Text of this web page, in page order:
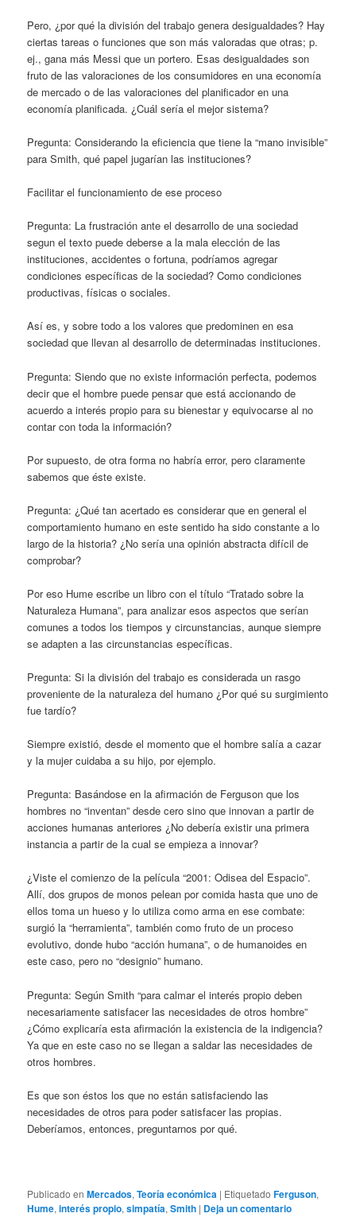
Pero, ¿por qué la división del trabajo genera desigualdades? Hay
ciertas tareas o funciones que son más valoradas que otras; p.
ej., gana más Messi que un portero. Esas desigualdades son
fruto de las valoraciones de los consumidores en una economía
de mercado o de las valoraciones del planificador en una
economía planificada. ¿Cuál sería el mejor sistema?
Pregunta: Considerando la eficiencia que tiene la “mano invisible”
para Smith, qué papel jugarían las instituciones?
Facilitar el funcionamiento de ese proceso
Pregunta: La frustración ante el desarrollo de una sociedad
segun el texto puede deberse a la mala elección de las
instituciones, accidentes o fortuna, podríamos agregar
condiciones específicas de la sociedad? Como condiciones
productivas, físicas o sociales.
Así es, y sobre todo a los valores que predominen en esa
sociedad que llevan al desarrollo de determinadas instituciones.
Pregunta: Siendo que no existe información perfecta, podemos
decir que el hombre puede pensar que está accionando de
acuerdo a interés propio para su bienestar y equivocarse al no
contar con toda la información?
Por supuesto, de otra forma no habría error, pero claramente
sabemos que éste existe.
Pregunta: ¿Qué tan acertado es considerar que en general el
comportamiento humano en este sentido ha sido constante a lo
largo de la historia? ¿No sería una opinión abstracta difícil de
comprobar?
Por eso Hume escribe un libro con el título “Tratado sobre la
Naturaleza Humana”, para analizar esos aspectos que serían
comunes a todos los tiempos y circunstancias, aunque siempre
se adapten a las circunstancias específicas.
Pregunta: Si la división del trabajo es considerada un rasgo
proveniente de la naturaleza del humano ¿Por qué su surgimiento
fue tardío?
Siempre existió, desde el momento que el hombre salía a cazar
y la mujer cuidaba a su hijo, por ejemplo.
Pregunta: Basándose en la afirmación de Ferguson que los
hombres no “inventan” desde cero sino que innovan a partir de
acciones humanas anteriores ¿No debería existir una primera
instancia a partir de la cual se empieza a innovar?
¿Viste el comienzo de la película “2001: Odisea del Espacio”.
Allí, dos grupos de monos pelean por comida hasta que uno de
ellos toma un hueso y lo utiliza como arma en ese combate:
surgió la “herramienta”, también como fruto de un proceso
evolutivo, donde hubo “acción humana”, o de humanoides en
este caso, pero no “designio” humano.
Pregunta: Según Smith “para calmar el interés propio deben
necesariamente satisfacer las necesidades de otros hombre”
¿Cómo explicaría esta afirmación la existencia de la indigencia?
Ya que en este caso no se llegan a saldar las necesidades de
otros hombres.
Es que son éstos los que no están satisfaciendo las
necesidades de otros para poder satisfacer las propias.
Deberíamos, entonces, preguntarnos por qué.
Publicado en Mercados,Teoría económica | Etiquetado Ferguson,
Hume,interés propio,simpatía,Smith | Deja un comentario